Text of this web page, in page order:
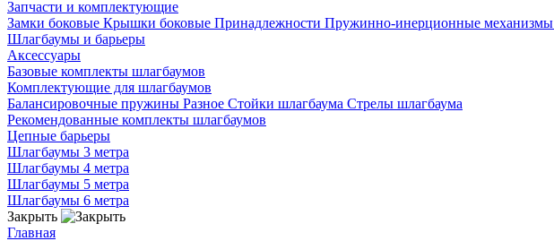
Запчасти и комплектующие
Замки боковые Крышки боковые Принадлежности Пружинно-инерционные механизмы
Шлагбаумы и барьеры
Аксессуары
Базовые комплекты шлагбаумов
Комплектующие для шлагбаумов
Балансировочные пружины Разное Стойки шлагбаума Стрелы шлагбаума
Рекомендованные комплекты шлагбаумов
Цепные барьеры
Шлагбаумы 3 метра
Шлагбаумы 4 метра
Шлагбаумы 5 метра
Шлагбаумы 6 метра
Закрыть
Главная